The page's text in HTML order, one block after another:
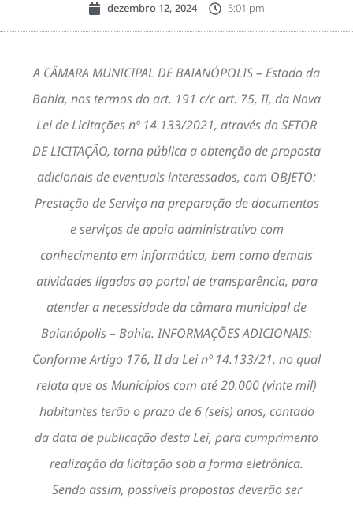
dezembro 12, 2024 5:01 pm
A CÂMARA MUNICIPAL DE BAIANÓPOLIS – Estado da
Bahia, nos termos do art. 191 c/c art. 75, II, da Nova
Lei de Licitações nº 14.133/2021, através do SETOR
DE LICITAÇÃO, torna pública a obtenção de proposta
adicionais de eventuais interessados, com OBJETO:
Prestação de Serviço na preparação de documentos
e serviços de apoio administrativo com
conhecimento em informática, bem como demais
atividades ligadas ao portal de transparência, para
atender a necessidade da câmara municipal de
Baianópolis – Bahia. INFORMAÇÕES ADICIONAIS:
Conforme Artigo 176, II da Lei nº 14.133/21, no qual
relata que os Municípios com até 20.000 (vinte mil)
habitantes terão o prazo de 6 (seis) anos, contado
da data de publicação desta Lei, para cumprimento
realização da licitação sob a forma eletrônica.
Sendo assim, possíveis propostas deverão ser